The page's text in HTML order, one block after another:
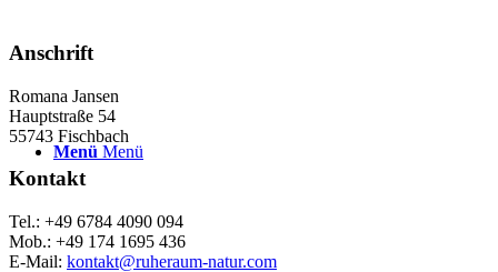
Menü Menü
Anschrift
Romana Jansen
Hauptstraße 54
55743 Fischbach
Kontakt
Tel.: +49 6784 4090 094
Mob.: +49 174 1695 436
E-Mail: kontakt@ruheraum-natur.com